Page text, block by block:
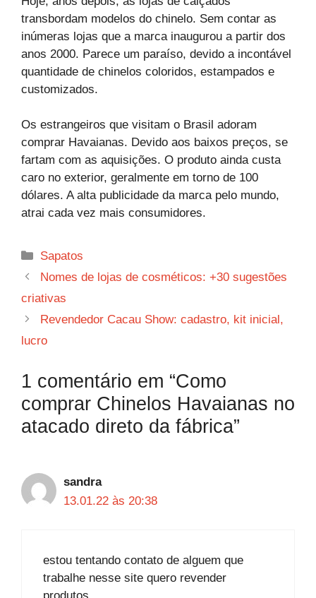
transbordam modelos do chinelo. Sem contar as
inúmeras lojas que a marca inaugurou a partir dos
anos 2000. Parece um paraíso, devido a incontável
quantidade de chinelos coloridos, estampados e
customizados.
Os estrangeiros que visitam o Brasil adoram
comprar Havaianas. Devido aos baixos preços, se
fartam com as aquisições. O produto ainda custa
caro no exterior, geralmente em torno de 100
dólares. A alta publicidade da marca pelo mundo,
atrai cada vez mais consumidores.
Categorias
Sapatos
Nomes de lojas de cosméticos: +30 sugestões
criativas
Revendedor Cacau Show: cadastro, kit inicial,
lucro
1 comentário em “Como
comprar Chinelos Havaianas no
atacado direto da fábrica”
sandra
13.01.22 às 20:38
estou tentando contato de alguem que
trabalhe nesse site quero revender